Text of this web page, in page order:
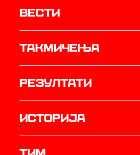
Вести
Такмичења
резултати
историја